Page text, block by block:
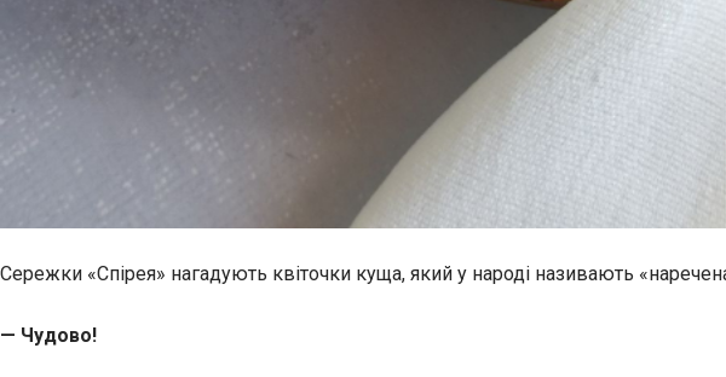
Сережки «Спірея» нагадують квіточки куща, який у народі називають
— Чудово!